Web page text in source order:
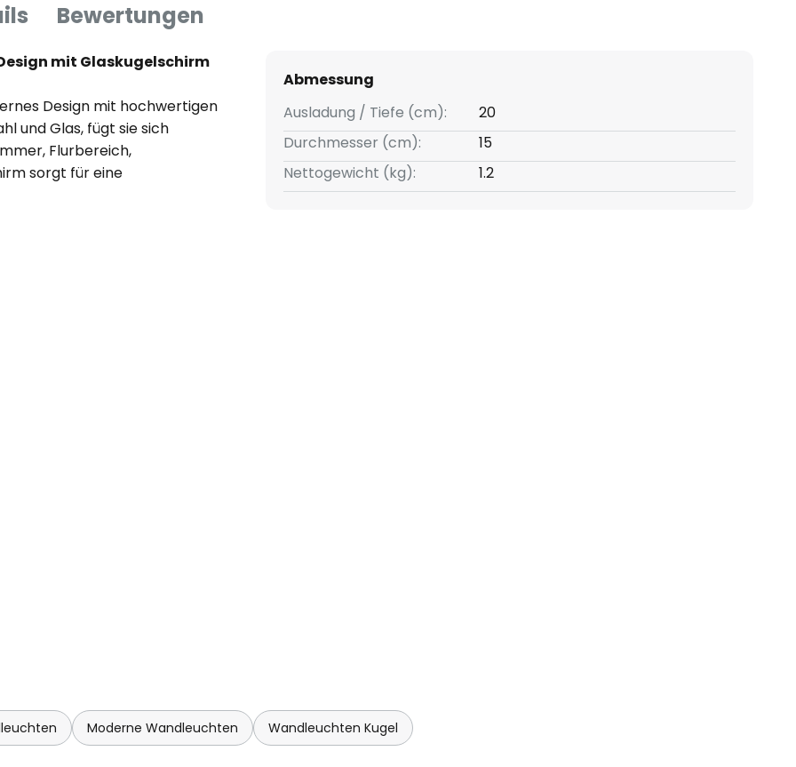
Bewertungen
mit Glaskugelschirm
Design mit hochwertigen
und Glas, fügt sie sich
Flurbereich,
sorgt für eine
Atmosphäre.
in Europa gefertigte
der Lichtgestaltung. Diese
auch ein stilvolles
Abmessung
Ausladung / Tiefe (cm):
20
Durchmesser (cm):
15
Nettogewicht (kg):
1.2
Moderne Wandleuchten Wandleuchten Kugel